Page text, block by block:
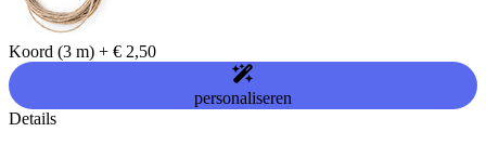
Koord (3 m) + € 2,50
personaliseren
Details